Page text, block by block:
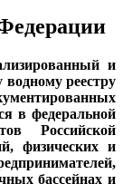
и
реестру
в федеральной
Российской
физических и
бассейнах и